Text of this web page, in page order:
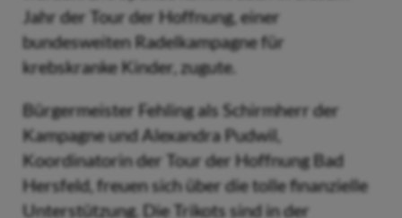
Jahr der Tour der Hoffnung, einer
bundesweiten Radelkampagne für
krebskranke Kinder, zugute.
Bürgermeister Fehling als Schirmherr der
Kampagne und Alexandra Pudwil,
Koordinatorin der Tour der Hoffnung Bad
Hersfeld, freuen sich über die tolle finanzielle
Unterstützung. Die Trikots sind in der